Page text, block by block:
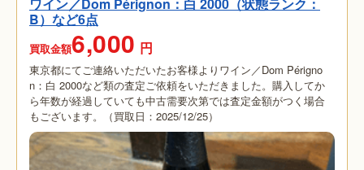
B）など6点
買取金額6,000 円
東京都にてご連絡いただいたお客様よりワイン／Dom Périgno
n：白 2000など類の査定ご依頼をいただきました。購入してか
ら年数が経過していても中古需要次第では査定金額がつく場合
もございます。（買取日：2025/12/25）